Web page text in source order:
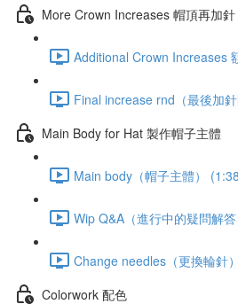
More Crown Increases 帽頂再加針
Additional Crown Increases
Final increase rnd（最後加
Main Body for Hat 製作帽子主體
Main body（帽子主體）
Wip Q&A（進行中的疑問解
Change needles（更換輪針
Colorwork 配色